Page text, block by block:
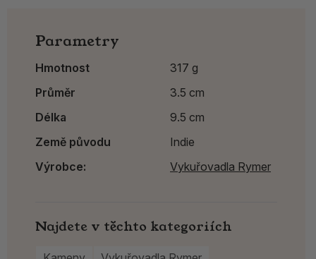
Parametry
Hmotnost
317 g
Průměr
3.5 cm
Délka
9.5 cm
Země původu
Indie
Výrobce:
Vykuřovadla Rymer
Najdete v těchto kategoriích